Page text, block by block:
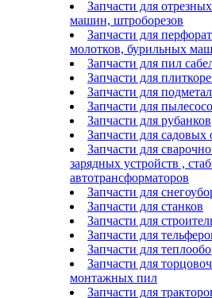
Запчасти для
машин, штроборезов
Запчасти для
молотков, бурильных
Запчасти для пил
Запчасти для
Запчасти для
Запчасти для
Запчасти для рубанков
Запчасти для садовых
Запчасти для
зарядных устройств ,
автотрансформаторов
Запчасти для
Запчасти для станков
Запчасти для
Запчасти для
Запчасти для
Запчасти для
монтажных пил
Запчасти для